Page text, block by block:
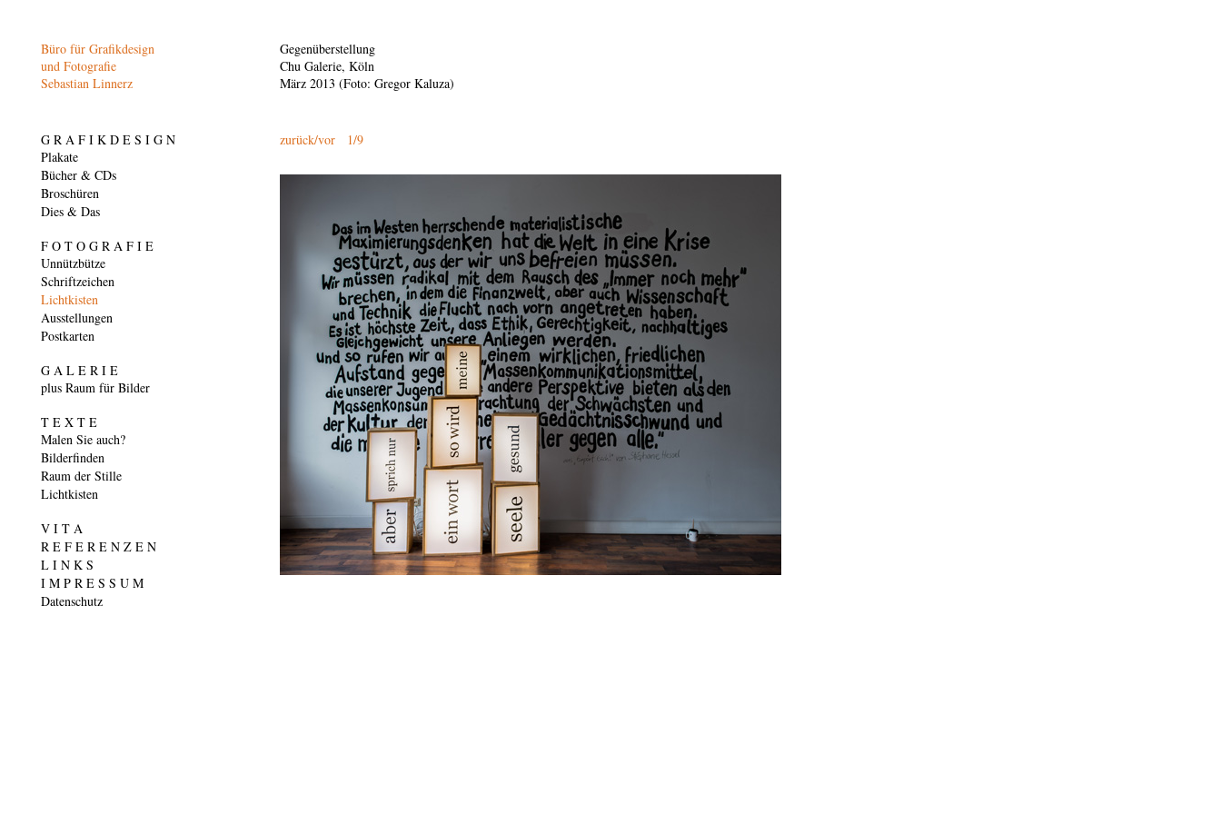
Büro für Grafikdesign
und Fotografie
Sebastian Linnerz
G R A F I K D E S I G N
Plakate
Bücher & CDs
Broschüren
Dies & Das
F O T O G R A F I E
Unnützbütze
Schriftzeichen
Lichtkisten
Ausstellungen
Postkarten
G A L E R I E
plus Raum für Bilder
T E X T E
Malen Sie auch?
Bilderfinden
Raum der Stille
Lichtkisten
V I T A
R E F E R E N Z E N
L I N K S
I M P R E S S U M
Datenschutz
Gegenüberstellung
Chu Galerie, Köln
März 2013 (Foto: Gregor Kaluza)
zurück/vor 1/9